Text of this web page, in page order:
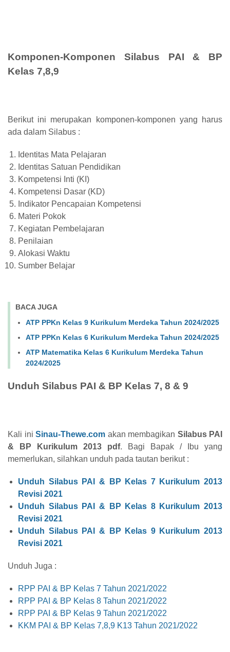
Komponen-Komponen Silabus PAI & BP
Kelas 7,8,9
Berikut ini merupakan komponen-komponen yang harus
ada dalam Silabus :
Identitas Mata Pelajaran
Identitas Satuan Pendidikan
Kompetensi Inti (KI)
Kompetensi Dasar (KD)
Indikator Pencapaian Kompetensi
Materi Pokok
Kegiatan Pembelajaran
Penilaian
Alokasi Waktu
Sumber Belajar
BACA JUGA
ATP PPKn Kelas 9 Kurikulum Merdeka Tahun 2024/2025
ATP PPKn Kelas 6 Kurikulum Merdeka Tahun 2024/2025
ATP Matematika Kelas 6 Kurikulum Merdeka Tahun
2024/2025
Unduh Silabus PAI & BP Kelas 7, 8 & 9
Kali ini Sinau-Thewe.com akan membagikan Silabus PAI
& BP Kurikulum 2013 pdf. Bagi Bapak / Ibu yang
memerlukan, silahkan unduh pada tautan berikut :
Unduh Silabus PAI & BP Kelas 7 Kurikulum 2013
Revisi 2021
Unduh Silabus PAI & BP Kelas 8 Kurikulum 2013
Revisi 2021
Unduh Silabus PAI & BP Kelas 9 Kurikulum 2013
Revisi 2021
Unduh Juga :
RPP PAI & BP Kelas 7 Tahun 2021/2022
RPP PAI & BP Kelas 8 Tahun 2021/2022
RPP PAI & BP Kelas 9 Tahun 2021/2022
KKM PAI & BP Kelas 7,8,9 K13 Tahun 2021/2022